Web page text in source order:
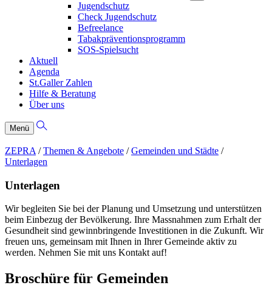
Jugendschutz
Check Jugendschutz
Befreelance
Tabakpräventionsprogramm
SOS-Spielsucht
Aktuell
Agenda
St.Galler Zahlen
Hilfe & Beratung
Über uns
Menü
ZEPRA / Themen & Angebote / Gemeinden und Städte /
Unterlagen
Unterlagen
Wir begleiten Sie bei der Planung und Umsetzung und unterstützen
beim Einbezug der Bevölkerung. Ihre Massnahmen zum Erhalt der
Gesundheit sind gewinnbringende Investitionen in die Zukunft. Wir
freuen uns, gemeinsam mit Ihnen in Ihrer Gemeinde aktiv zu
werden. Nehmen Sie mit uns Kontakt auf!
Broschüre für Gemeinden